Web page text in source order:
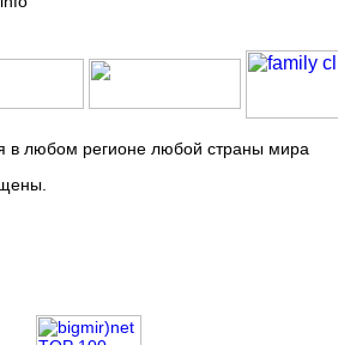
в любом регионе любой страны мира